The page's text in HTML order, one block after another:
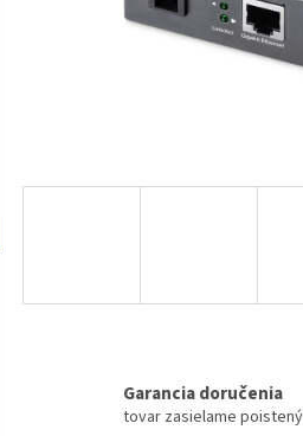
Garancia doručenia
tovar zasielame poistený